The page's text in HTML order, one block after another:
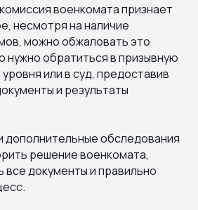
военкомата признает
несмотря на наличие
можно обжаловать это
нужно обратиться в призывную
или в суд, предоставив
и результаты
дополнительные обследования
решение военкомата,
все документы и правильно